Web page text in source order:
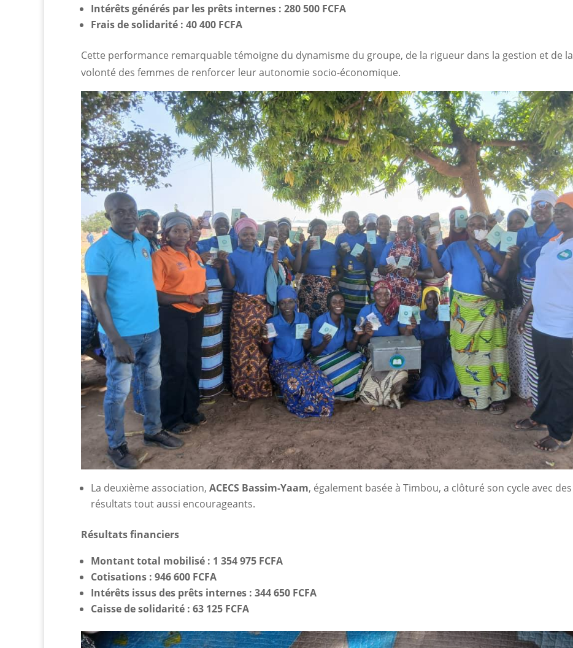
Intérêts générés par les prêts internes : 280 500 FCFA
Frais de solidarité : 40 400 FCFA
Cette performance remarquable témoigne du dynamisme du groupe, de la rigueur dans la gestion et de la
volonté des femmes de renforcer leur autonomie socio-économique.
La deuxième association, ACECS Bassim-Yaam, également basée à Timbou, a clôturé son cycle avec des
résultats tout aussi encourageants.
Résultats financiers
Montant total mobilisé : 1 354 975 FCFA
Cotisations : 946 600 FCFA
Intérêts issus des prêts internes : 344 650 FCFA
Caisse de solidarité : 63 125 FCFA